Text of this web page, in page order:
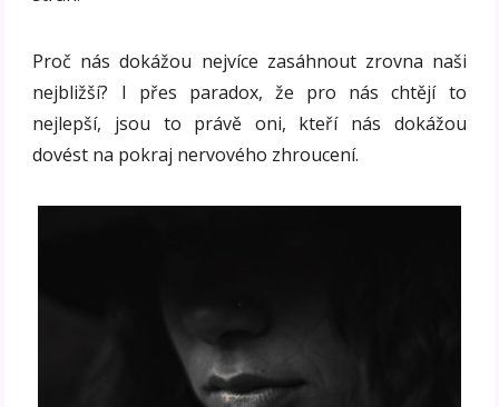
Proč nás dokážou nejvíce zasáhnout zrovna naši
nejbližší? I přes paradox, že pro nás chtějí to
nejlepší, jsou to právě oni, kteří nás dokážou
dovést na pokraj nervového zhroucení.